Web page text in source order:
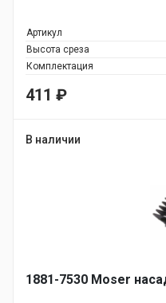
Артикул
Высота среза
Комплектация
411 ₽
В наличии
1881-7530 Moser